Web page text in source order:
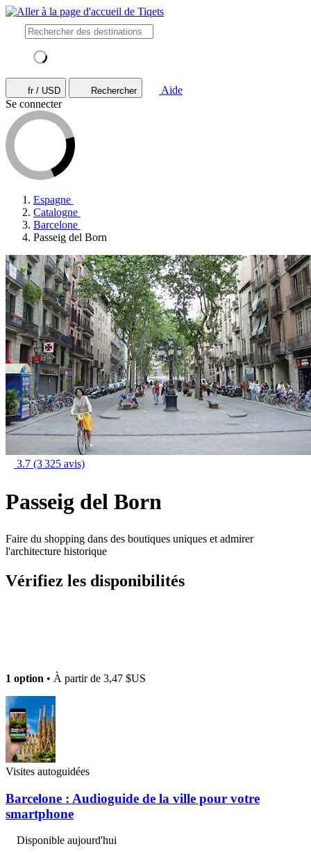
fr / USD Rechercher
Aide
Se connecter
Espagne
Catalogne
Barcelone
Passeig del Born
3.7 (3 325 avis)
Passeig del Born
Faire du shopping dans des boutiques uniques et admirer
l'architecture historique
Vérifiez les disponibilités
1 option • À partir de 3,47 $US
Visites autoguidées
Barcelone : Audioguide de la ville pour votre
smartphone
Disponible aujourd'hui